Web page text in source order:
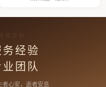
需定制
经验
团队
者心安，逝者安息